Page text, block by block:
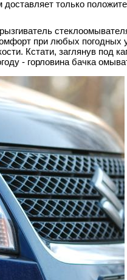
только
при любых погодных
Кстати, заглянув под
- горловина бачка